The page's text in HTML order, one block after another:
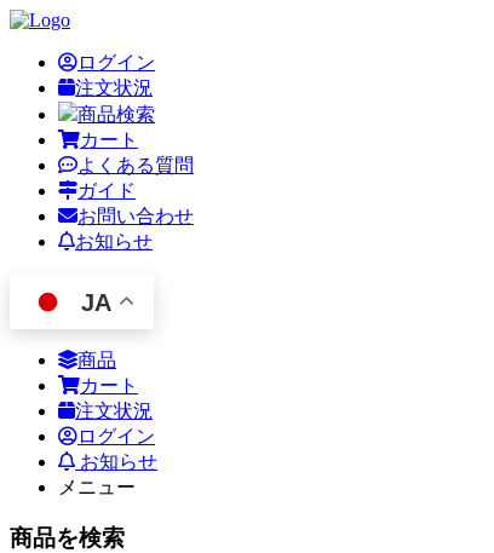
ログイン
注文状況
商品検索
カート
よくある質問
ガイド
お問い合わせ
お知らせ
JA
商品
カート
注文状況
ログイン
お知らせ
メニュー
商品を検索